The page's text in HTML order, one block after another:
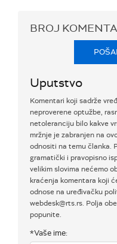
BROJ
Uputstvo
Komentari koji sadrže
neproverene optužbe,
netoleranciju bilo kakve
mržnje je zabranjen na
odnositi na temu članka.
gramatički i pravopisno
velikim slovima nećemo
kraćenja komentara koji
odnose na uređivačku
webdesk@rts.rs. Polja
popunite.
*Vaše ime: